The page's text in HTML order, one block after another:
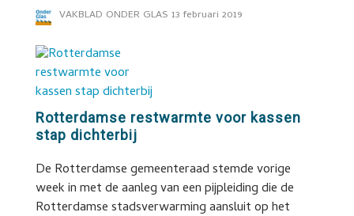
VAKBLAD ONDER GLAS 13 februari 2019
Rotterdamse restwarmte voor kassen
stap dichterbij
De Rotterdamse gemeenteraad stemde vorige
week in met de aanleg van een pijpleiding die de
Rotterdamse stadsverwarming aansluit op het